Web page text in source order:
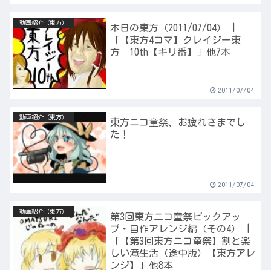
動画紹介（東方）
本日の東方（2011/07/04） |
「【東方4コマ】クレイジー東
方 10th【キリ番】」他7本
2011/07/04
動画紹介（東方）
東方ニコ童祭、お疲れさまでし
た！
2011/07/04
動画紹介（東方）
第3回東方ニコ童祭ピックアッ
プ・自作アレンジ編（その4） |
「【第3回東方ニコ童祭】割と楽
しい滝生活（途中版）【東方アレ
ンジ】」他8本